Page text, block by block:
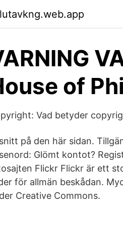
of
Vad betyder
på den här sidan.
Glömt kontot?
Flickr Flickr är ett
för allmän beskådan.
Creative Commons.